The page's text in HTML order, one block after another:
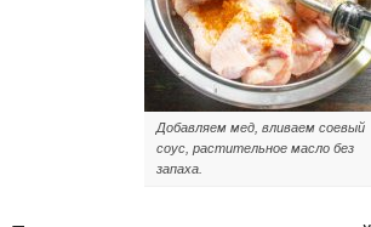
Добавляем мед, вливаем соевый
соус, растительное масло без
запаха.